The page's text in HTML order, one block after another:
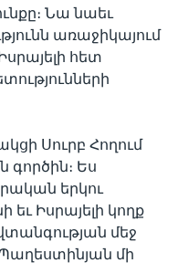
Նա նաեւ
առաջիկայում
հետ
Սուրբ Հողում
Ես
երկու
եւ Իսրայելի կողք
մեջ
Պաղեստինյան մի